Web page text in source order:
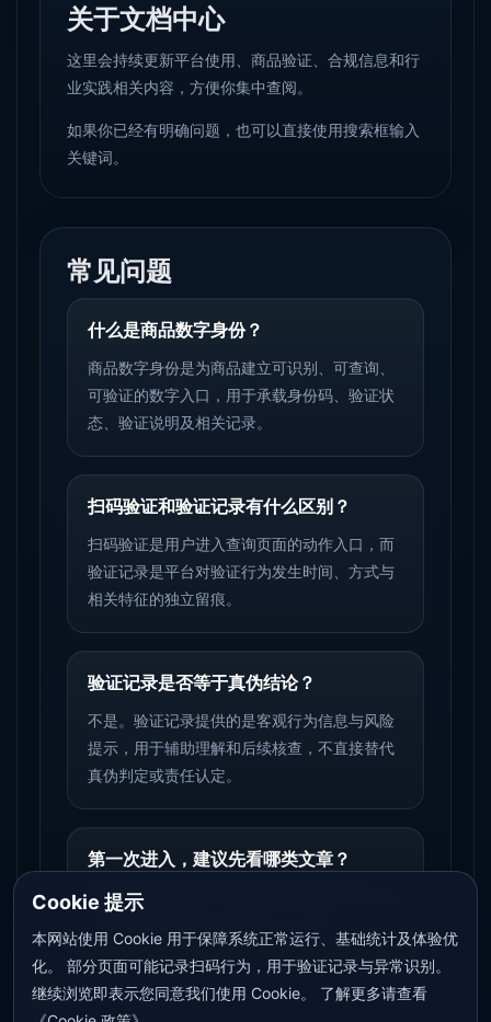
关于文档中心
这里会持续更新平台使用、商品验证、合规信息和行
业实践相关内容，方便你集中查阅。
如果你已经有明确问题，也可以直接使用搜索框输入
关键词。
常见问题
什么是商品数字身份？
商品数字身份是为商品建立可识别、可查询、
可验证的数字入口，用于承载身份码、验证状
态、验证说明及相关记录。
扫码验证和验证记录有什么区别？
扫码验证是用户进入查询页面的动作入口，而
验证记录是平台对验证行为发生时间、方式与
相关特征的独立留痕。
验证记录是否等于真伪结论？
不是。验证记录提供的是客观行为信息与风险
提示，用于辅助理解和后续核查，不直接替代
真伪判定或责任认定。
第一次进入，建议先看哪类文章？
建议先看商户指南、落地应用与验证记录，这
Cookie 提示
本网站使用 Cookie 用于保障系统正常运行、基础统计及体验优
化。 部分页面可能记录扫码行为，用于验证记录与异常识别。
继续浏览即表示您同意我们使用 Cookie。 了解更多请查看